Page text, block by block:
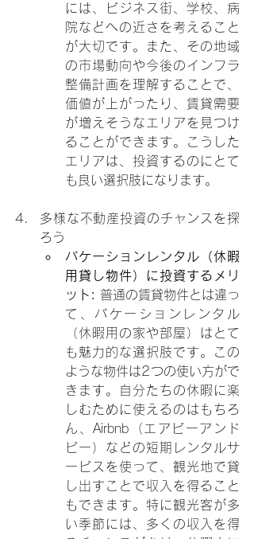
には、ビジネス街、学校、病
院などへの近さを考えること
が大切です。また、その地域
の市場動向や今後のインフラ
整備計画を理解することで、
価値が上がったり、賃貸需要
が増えそうなエリアを見つけ
ることができます。こうした
エリアは、投資するのにとて
も良い選択肢になります。
多様な不動産投資のチャンスを探
ろう
バケーションレンタル（休暇
用貸し物件）に投資するメリ
ット: 普通の賃貸物件とは違っ
て、バケーションレンタル
（休暇用の家や部屋）はとて
も魅力的な選択肢です。この
ような物件は2つの使い方がで
きます。自分たちの休暇に楽
しむために使えるのはもちろ
ん、Airbnb（エアビーアンド
ビー）などの短期レンタルサ
ービスを使って、観光地で貸
し出すことで収入を得ること
もできます。特に観光客が多
い季節には、多くの収入を得